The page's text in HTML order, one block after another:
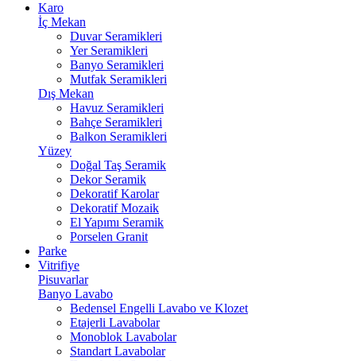
Karo
İç Mekan
Duvar Seramikleri
Yer Seramikleri
Banyo Seramikleri
Mutfak Seramikleri
Dış Mekan
Havuz Seramikleri
Bahçe Seramikleri
Balkon Seramikleri
Yüzey
Doğal Taş Seramik
Dekor Seramik
Dekoratif Karolar
Dekoratif Mozaik
El Yapımı Seramik
Porselen Granit
Parke
Vitrifiye
Pisuvarlar
Banyo Lavabo
Bedensel Engelli Lavabo ve Klozet
Etajerli Lavabolar
Monoblok Lavabolar
Standart Lavabolar